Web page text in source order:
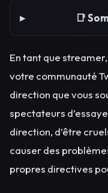
📑
En tant que
votre communauté
direction que vous
spectateurs
direction, d’être
causer des
propres directives